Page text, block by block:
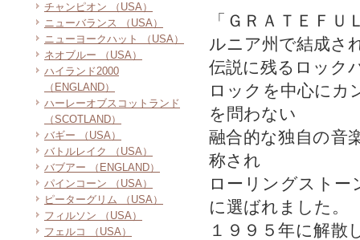
チャンピオン （USA）
ニューバランス （USA）
ニューヨークハット （USA）
ネオブルー （USA）
ハイランド2000
（ENGLAND）
ハーレーオブスコットランド
（SCOTLAND）
バギー （USA）
バトルレイク （USA）
バブアー （ENGLAND）
パインコーン （USA）
ピーターグリム （USA）
フィルソン （USA）
フェルコ （USA）
「ＧＲＡＴＥＦ
ルニア州で結成さ
伝説に残るロック
ロックを中心にカ
を問わない
融合的な独自の音
称され
ローリングストー
に選ばれました。
１９９５年に解散